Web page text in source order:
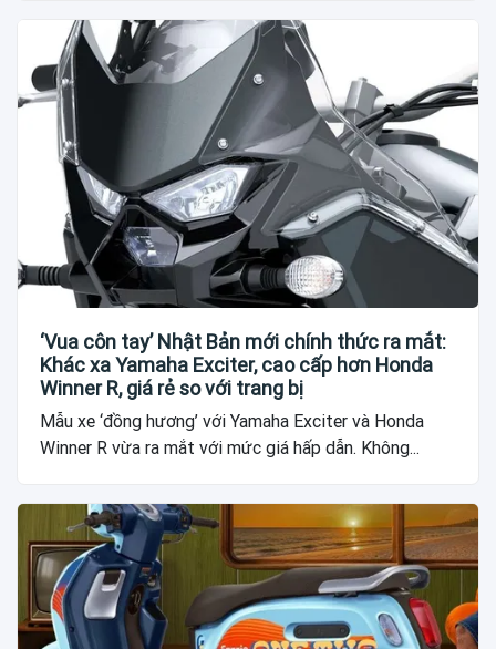
‘Vua côn tay’ Nhật Bản mới chính thức ra mắt:
Khác xa Yamaha Exciter, cao cấp hơn Honda
Winner R, giá rẻ so với trang bị
Mẫu xe ‘đồng hương’ với Yamaha Exciter và Honda
Winner R vừa ra mắt với mức giá hấp dẫn. Không...